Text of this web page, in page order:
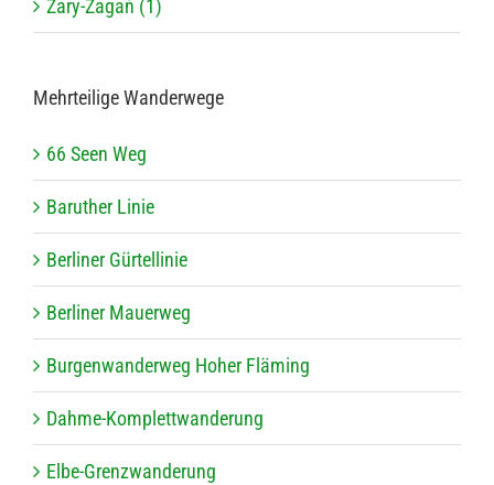
Żary-Żagań (1)
Mehr­tei­lige Wanderwege
66 Seen Weg
Baru­ther Linie
Ber­li­ner Gürtellinie
Ber­li­ner Mauerweg
Bur­gen­wan­der­weg Hoher Fläming
Dahme-Kom­plett­wan­de­rung
Elbe-Grenz­wan­de­rung